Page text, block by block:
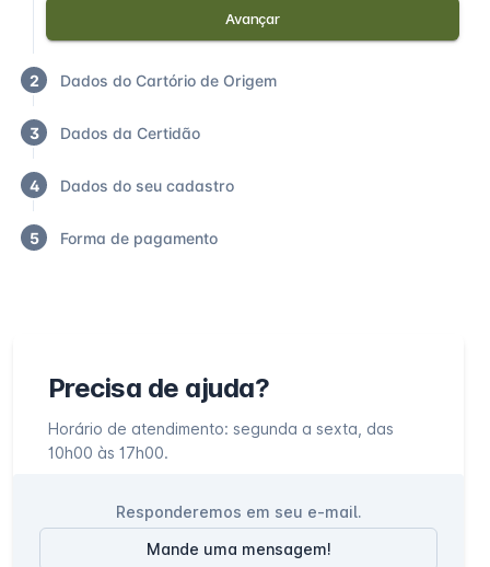
Avançar
2 Dados do Cartório de Origem
3 Dados da Certidão
4 Dados do seu cadastro
5 Forma de pagamento
Precisa de ajuda?
Horário de atendimento: segunda a sexta, das
10h00 às 17h00.
Responderemos em seu e-mail.
Mande uma mensagem!